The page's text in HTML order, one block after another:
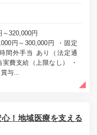
～320,000円
円～300,000円 ・固定
間外手当 あり（法定通
実費支給（上限なし） ・
与...
！地域医療を支える